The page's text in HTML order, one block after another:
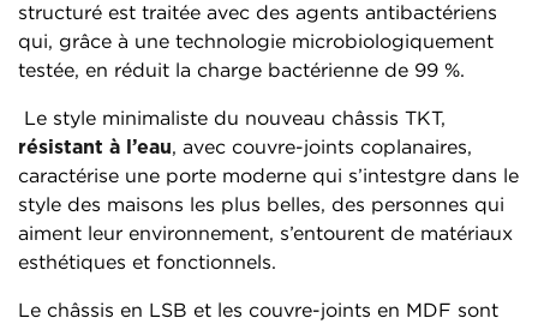
structuré est traitée avec des agents antibactériens
qui, grâce à une technologie microbiologiquement
testée, en réduit la charge bactérienne de 99 %.
Le style minimaliste du nouveau châssis TKT,
résistant à l’eau, avec couvre-joints coplanaires,
caractérise une porte moderne qui s’intestgre dans le
style des maisons les plus belles, des personnes qui
aiment leur environnement, s’entourent de matériaux
esthétiques et fonctionnels.
Le châssis en LSB et les couvre-joints en MDF sont